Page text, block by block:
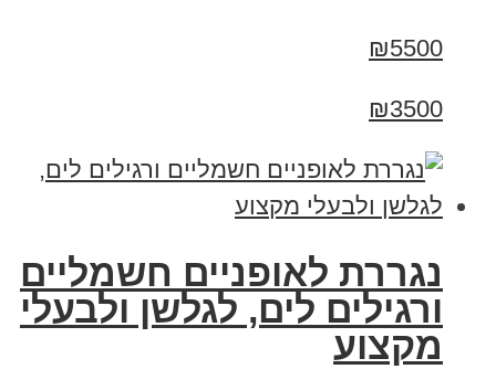
₪5500
₪3500
נגררת לאופניים חשמליים
ורגילים לים, לגלשן ולבעלי
מקצוע